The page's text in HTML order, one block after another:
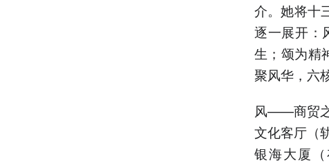
介。她将十
逐一展开：
生；颂为精
聚风华，六
风——商贸
文化客厅（
银海大厦